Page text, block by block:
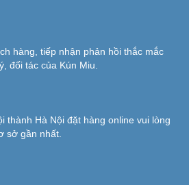
hàng, tiếp nhận phản hồi thắc mắc
đối tác của Kún Miu.
thành Hà Nội đặt hàng online vui lòng
sở gần nhất.